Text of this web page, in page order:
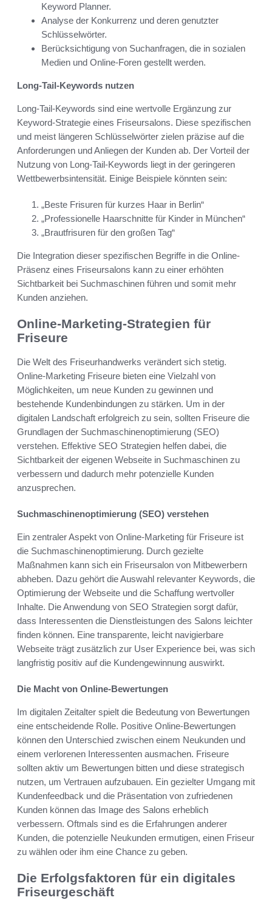
Keyword Planner.
Analyse der Konkurrenz und deren genutzter
Schlüsselwörter.
Berücksichtigung von Suchanfragen, die in sozialen
Medien und Online-Foren gestellt werden.
Long-Tail-Keywords nutzen
Long-Tail-Keywords sind eine wertvolle Ergänzung zur
Keyword-Strategie eines Friseursalons. Diese spezifischen
und meist längeren Schlüsselwörter zielen präzise auf die
Anforderungen und Anliegen der Kunden ab. Der Vorteil der
Nutzung von Long-Tail-Keywords liegt in der geringeren
Wettbewerbsintensität. Einige Beispiele könnten sein:
„Beste Frisuren für kurzes Haar in Berlin“
„Professionelle Haarschnitte für Kinder in München“
„Brautfrisuren für den großen Tag“
Die Integration dieser spezifischen Begriffe in die Online-
Präsenz eines Friseursalons kann zu einer erhöhten
Sichtbarkeit bei Suchmaschinen führen und somit mehr
Kunden anziehen.
Online-Marketing-Strategien für
Friseure
Die Welt des Friseurhandwerks verändert sich stetig.
Online-Marketing Friseure bieten eine Vielzahl von
Möglichkeiten, um neue Kunden zu gewinnen und
bestehende Kundenbindungen zu stärken. Um in der
digitalen Landschaft erfolgreich zu sein, sollten Friseure die
Grundlagen der Suchmaschinenoptimierung (SEO)
verstehen. Effektive SEO Strategien helfen dabei, die
Sichtbarkeit der eigenen Webseite in Suchmaschinen zu
verbessern und dadurch mehr potenzielle Kunden
anzusprechen.
Suchmaschinenoptimierung (SEO) verstehen
Ein zentraler Aspekt von Online-Marketing für Friseure ist
die Suchmaschinenoptimierung. Durch gezielte
Maßnahmen kann sich ein Friseursalon von Mitbewerbern
abheben. Dazu gehört die Auswahl relevanter Keywords, die
Optimierung der Webseite und die Schaffung wertvoller
Inhalte. Die Anwendung von SEO Strategien sorgt dafür,
dass Interessenten die Dienstleistungen des Salons leichter
finden können. Eine transparente, leicht navigierbare
Webseite trägt zusätzlich zur User Experience bei, was sich
langfristig positiv auf die Kundengewinnung auswirkt.
Die Macht von Online-Bewertungen
Im digitalen Zeitalter spielt die Bedeutung von Bewertungen
eine entscheidende Rolle. Positive Online-Bewertungen
können den Unterschied zwischen einem Neukunden und
einem verlorenen Interessenten ausmachen. Friseure
sollten aktiv um Bewertungen bitten und diese strategisch
nutzen, um Vertrauen aufzubauen. Ein gezielter Umgang mit
Kundenfeedback und die Präsentation von zufriedenen
Kunden können das Image des Salons erheblich
verbessern. Oftmals sind es die Erfahrungen anderer
Kunden, die potenzielle Neukunden ermutigen, einen Friseur
zu wählen oder ihm eine Chance zu geben.
Die Erfolgsfaktoren für ein digitales
Friseurgeschäft